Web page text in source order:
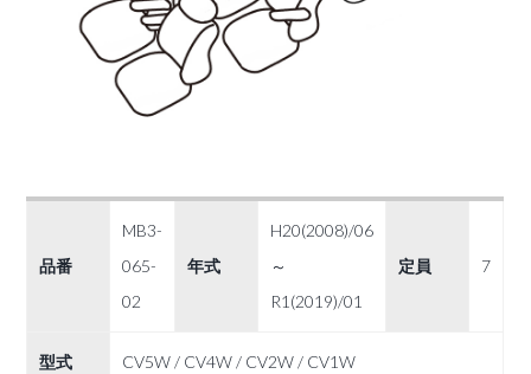
品番
MB3-
065-
02
年式
H20(2008)/06
～
R1(2019)/01
定員 7
型式 CV5W / CV4W / CV2W / CV1W